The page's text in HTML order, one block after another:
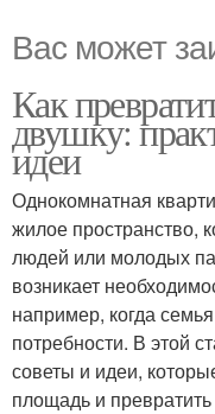
Вас может
Как
двушку:
идеи
Однокомнатная
жилое пространство,
людей или молодых
возникает
например, когда
потребности. В этой
советы и идеи,
площадь и